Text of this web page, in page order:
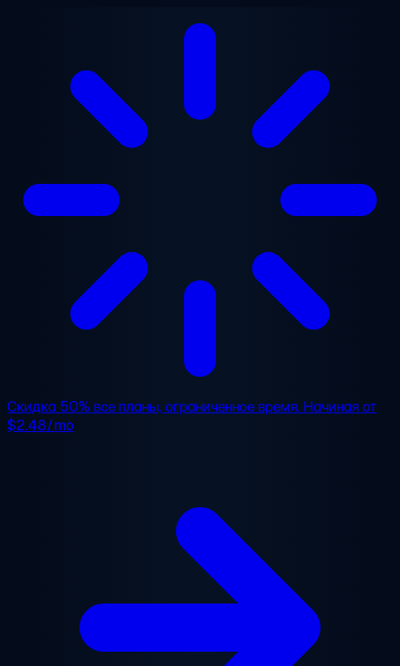
Перейти к основному содержанию
Скидка 50% все планы, ограниченное время. Начиная от
$2.48/mo